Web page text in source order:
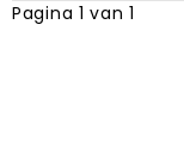
Pagina 1 van 1